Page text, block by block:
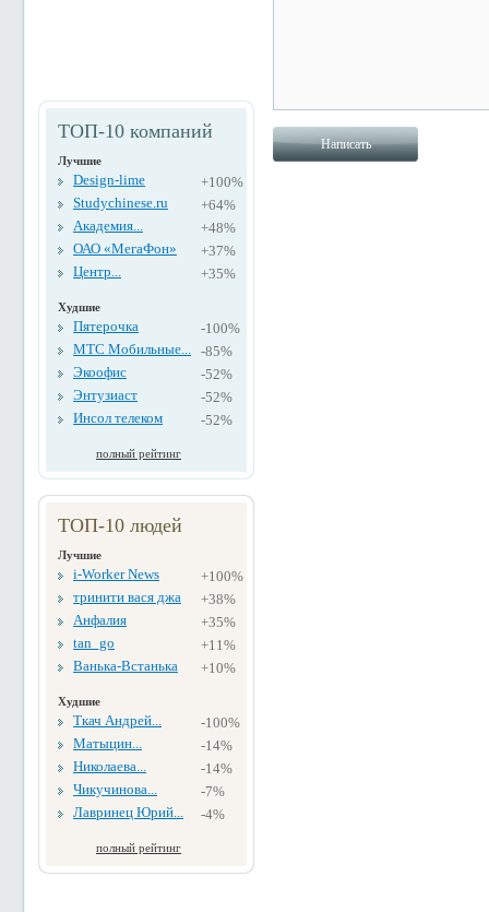
ТОП-10 компаний
Лучшие
Design-lime
+100%
Studychinese.ru
+64%
Академия...
+48%
ОАО «МегаФон»
+37%
Центр...
+35%
Худшие
Пятерочка
-100%
МТС Мобильные... -85%
Экоофис
-52%
Энтузиаст
-52%
Инсол телеком
-52%
полный рейтинг
ТОП-10 людей
Лучшие
i-Worker News
+100%
тринити вася джа
+38%
Анфалия
+35%
tan_go
+11%
Ванька-Встанька
+10%
Худшие
Ткач Андрей...
-100%
Матыцин...
-14%
Николаева...
-14%
Чикучинова...
-7%
Лавринец Юрий...
-4%
полный рейтинг